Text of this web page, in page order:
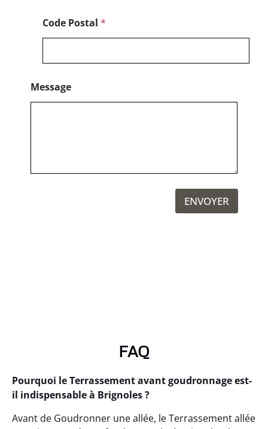
Code Postal *
Message
ENVOYER
FAQ
Pourquoi le Terrassement avant goudronnage est-
il indispensable à Brignoles ?
Avant de Goudronner une allée, le Terrassement allée